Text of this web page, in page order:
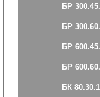
БР
БР
БР
БР
БК